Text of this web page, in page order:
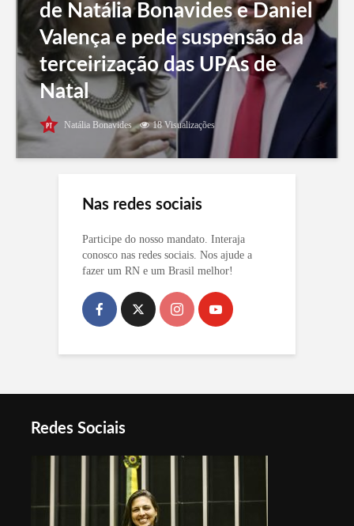
de Natália Bonavides e Daniel
Valença e pede suspensão da
terceirização das UPAs de
Natal
Natália Bonavides 18 Visualizações
Nas redes sociais
Participe do nosso mandato. Interaja
conosco nas redes sociais. Nos ajude a
fazer um RN e um Brasil melhor!
Redes Sociais